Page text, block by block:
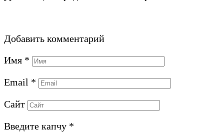
Добавить комментарий
Имя *
Email *
Сайт
Введите капчу *